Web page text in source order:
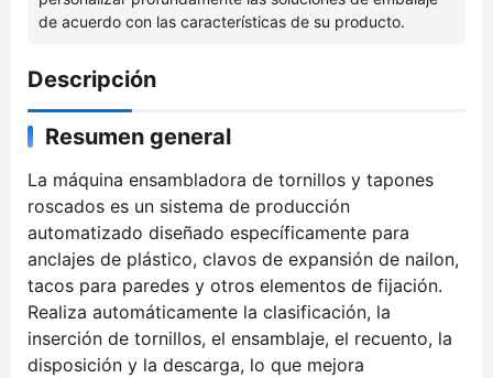
de acuerdo con las características de su producto.
Descripción
Resumen general
La máquina ensambladora de tornillos y tapones
roscados es un sistema de producción
automatizado diseñado específicamente para
anclajes de plástico, clavos de expansión de nailon,
tacos para paredes y otros elementos de fijación.
Realiza automáticamente la clasificación, la
inserción de tornillos, el ensamblaje, el recuento, la
disposición y la descarga, lo que mejora